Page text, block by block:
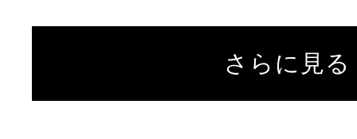
さらに見る